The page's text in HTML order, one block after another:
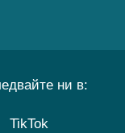
ни в:
TikTok